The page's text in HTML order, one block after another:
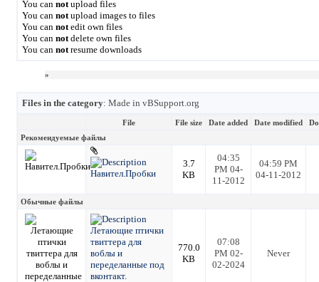
You can notupload files
You can notupload images to files
You can notedit own files
You can notdelete own files
You can notresume downloads
»
Files in the category: Made in vBSupport.org
File File size Date added Date modified
Рекомендуемые файлы
Навител.Пробки
3.7
KB
04:35
PM 04-
11-2012
04:59 PM
04-11-2012
Обычные файлы
Летающие птички
твиттера для
воблы и
переделанные под
вконтакт.
770.0
KB
07:08
PM 02-
02-2024
Never